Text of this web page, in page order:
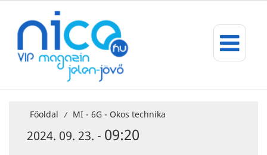
Főoldal / MI - 6G - Okos technika
2024. 09. 23. - 09:20